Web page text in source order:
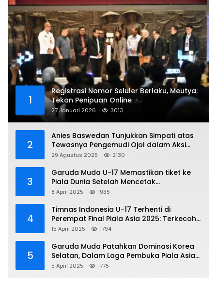
1
Registrasi Nomor Seluler Berlaku, Meutya:
Tekan Penipuan Online
27 Januari 2026 3013
2
Anies Baswedan Tunjukkan Simpati atas
Tewasnya Pengemudi Ojol dalam Aksi
Demo
29 Agustus 2025 2130
3
Garuda Muda U-17 Memastikan tiket ke
Piala Dunia Setelah Mencetak
Kemenangan Gemilang atas Yaman 4-1 di
8 April 2025 1935
4
Timnas Indonesia U-17 Terhenti di
Perempat Final Piala Asia 2025: Terkecoh
Korea Utara
15 April 2025 1794
5
Garuda Muda Patahkan Dominasi Korea
Selatan, Dalam Laga Pembuka Piala Asia
2025 U-17
5 April 2025 1775